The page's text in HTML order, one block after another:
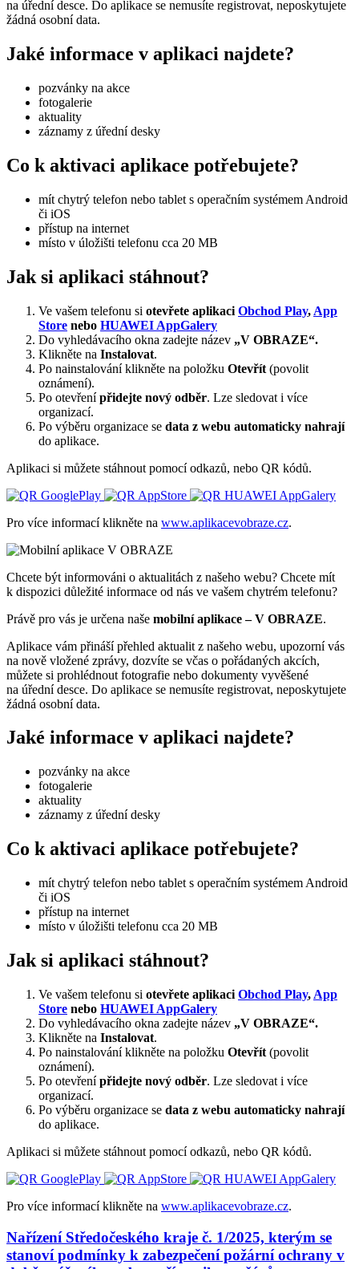
na úřední desce. Do aplikace se nemusíte registrovat, neposkytujete
žádná osobní data.
Jaké informace v aplikaci najdete?
pozvánky na akce
fotogalerie
aktuality
záznamy z úřední desky
Co k aktivaci aplikace potřebujete?
mít chytrý telefon nebo tablet s operačním systémem Android
či iOS
přístup na internet
místo v úložišti telefonu cca 20 MB
Jak si aplikaci stáhnout?
Ve vašem telefonu si otevřete aplikaci Obchod Play, App
Store nebo HUAWEI AppGalery
Do vyhledávacího okna zadejte název „V OBRAZE“.
Klikněte na Instalovat.
Po nainstalování klikněte na položku Otevřít (povolit
oznámení).
Po otevřenípřidejte nový odběr. Lze sledovat i více
organizací.
Po výběru organizace se data z webu automaticky nahrají
do aplikace.
Aplikaci si můžete stáhnout pomocí odkazů, nebo QR kódů.
Pro více informací klikněte na www.aplikacevobraze.cz.
Chcete být informováni o aktualitách z našeho webu? Chcete mít
k dispozici důležité informace od nás ve vašem chytrém telefonu?
Právě pro vás je určena naše mobilní aplikace – V OBRAZE.
Aplikace vám přináší přehled aktualit z našeho webu, upozorní vás
na nově vložené zprávy, dozvíte se včas o pořádaných akcích,
můžete si prohlédnout fotografie nebo dokumenty vyvěšené
na úřední desce. Do aplikace se nemusíte registrovat, neposkytujete
žádná osobní data.
Jaké informace v aplikaci najdete?
pozvánky na akce
fotogalerie
aktuality
záznamy z úřední desky
Co k aktivaci aplikace potřebujete?
mít chytrý telefon nebo tablet s operačním systémem Android
či iOS
přístup na internet
místo v úložišti telefonu cca 20 MB
Jak si aplikaci stáhnout?
Ve vašem telefonu si otevřete aplikaci Obchod Play, App
Store nebo HUAWEI AppGalery
Do vyhledávacího okna zadejte název „V OBRAZE“.
Klikněte na Instalovat.
Po nainstalování klikněte na položku Otevřít (povolit
oznámení).
Po otevřenípřidejte nový odběr. Lze sledovat i více
organizací.
Po výběru organizace se data z webu automaticky nahrají
do aplikace.
Aplikaci si můžete stáhnout pomocí odkazů, nebo QR kódů.
Pro více informací klikněte na www.aplikacevobraze.cz.
Nařízení Středočeského kraje č. 1/2025, kterým se
stanoví podmínky k zabezpečení požární ochrany v